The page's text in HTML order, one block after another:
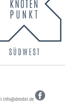
info@drostei.de